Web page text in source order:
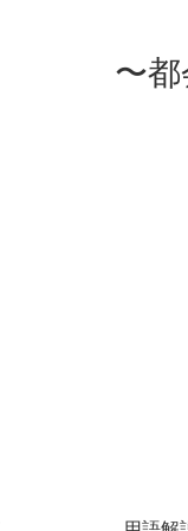
〜